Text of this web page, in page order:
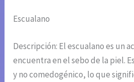
Escualano
Descripción: El escualano es un
encuentra en el sebo de la piel.
y no comedogénico, lo que